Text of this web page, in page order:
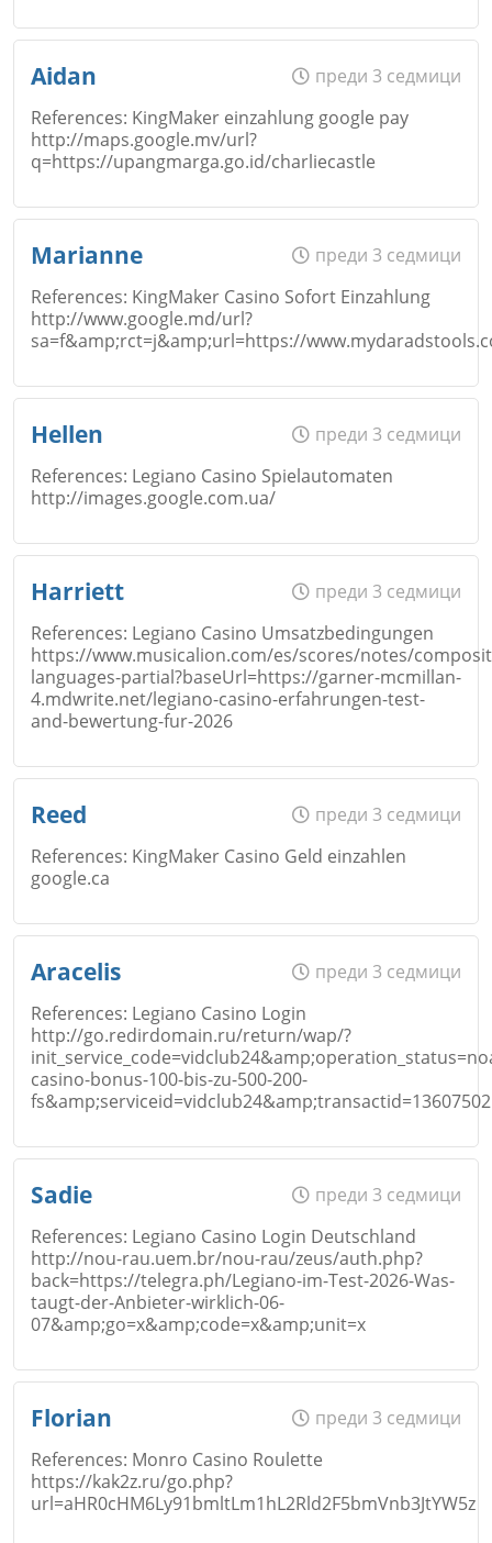
Откажи
Коментар
Откажи
Email
Коментар*
Откажи
Aidan
преди 3 седмици
References: KingMaker einzahlung google pay
http://maps.google.mv/url?
q=https://upangmarga.go.id/charliecastle
Коментар*
Marianne
преди 3 седмици
References: KingMaker Casino Sofort Einzahlung
http://www.google.md/url?
sa=f&amp;rct=j&amp;url=https://
Email
Коментар*
Hellen
преди 3 седмици
References: Legiano Casino Spielautomaten
http://images.google.com.ua/
Email
Коментар
Откажи
Harriett
преди 3 седмици
References: Legiano Casino Umsatzbedingungen
https://www.musicalion.com/es/scores/notes/
languages-partial?baseUrl=https://garner-mcmillan-
4.mdwrite.net/legiano-casino-erfahrungen-test-
and-bewertung-fur-2026
Email
Коментар*
Откажи
Reed
преди 3 седмици
References: KingMaker Casino Geld einzahlen
google.ca
Email
Коментар
Откажи
Aracelis
преди 3 седмици
References: Legiano Casino Login
http://go.redirdomain.ru/return/wap/?
casino-bonus-100-bis-zu-500-200-
Email
Коментар
Sadie
преди 3 седмици
References: Legiano Casino Login Deutschland
http://nou-rau.uem.br/nou-rau/zeus/auth.php?
back=https://telegra.ph/Legiano-im-Test-2026-Was-
taugt-der-Anbieter-wirklich-06-
07&amp;go=x&amp;code=x&amp;unit=x
Florian
преди 3 седмици
References: Monro Casino Roulette
https://kak2z.ru/go.php?
url=aHR0cHM6Ly91bmltLm1hL2Rld2F5bmVnb3JtYW5z